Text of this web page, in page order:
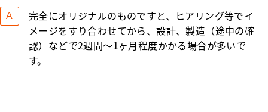
完全にオリジナルのものですと、ヒアリング等でイ
メージをすり合わせてから、設計、製造（途中の確
認）などで2週間～1ヶ月程度かかる場合が多いで
す。